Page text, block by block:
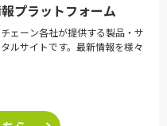
プラットフォーム
ェーン各社が提供する製品・サ
ルサイトです。最新情報を様々